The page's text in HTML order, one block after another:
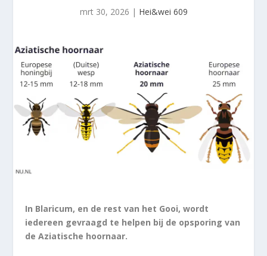
mrt 30, 2026 | Hei&wei 609
In Blaricum, en de rest van het Gooi, wordt
iedereen gevraagd te helpen bij de opsporing van
de Aziatische hoornaar.